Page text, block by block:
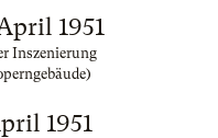
1951
Inszenierung
1951